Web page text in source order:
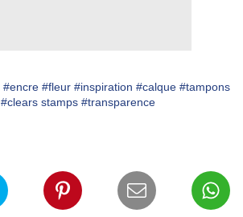
#encre #fleur #inspiration #calque #tampons
#clears stamps #transparence